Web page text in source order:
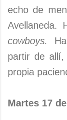
echo de
Avellaneda.
cowboys.
partir de
propia
Martes 17